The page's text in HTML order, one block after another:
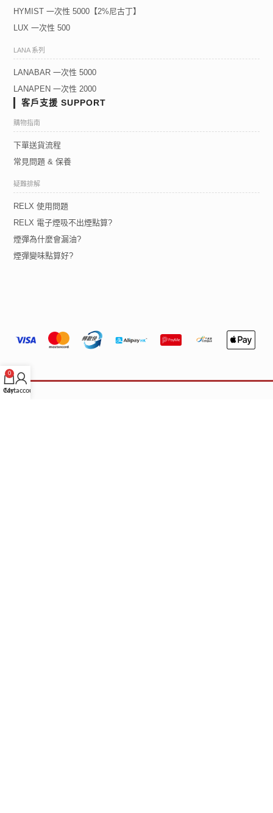
HYMIST 一次性 5000【2%尼古丁】
LUX 一次性 500
LANA 系列
LANABAR 一次性 5000
LANAPEN 一次性 2000
客戶支援 SUPPORT
購物指南
下單送貨流程
常見問題 & 保養
疑難排解
RELX 使用問題
RELX 電子煙吸不出煙點算?
煙彈為什麼會漏油?
煙彈變味點算好?
0
Cart
My account